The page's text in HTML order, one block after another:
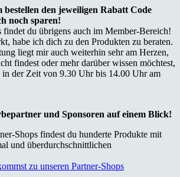
bestellen den jeweiligen Rabatt Code
noch sparen!
findet du übrigens auch im Member-Bereich!
habe ich dich zu den Produkten zu beraten.
liegt mir auch weiterhin sehr am Herzen,
findest oder mehr darüber wissen möchtest,
in der Zeit von 9.30 Uhr bis 14.00 Uhr am
und Sponsoren auf einem Blick!
Shops findest du hunderte Produkte mit
und überdurchschnittlichen
zu unseren Partner-Shops